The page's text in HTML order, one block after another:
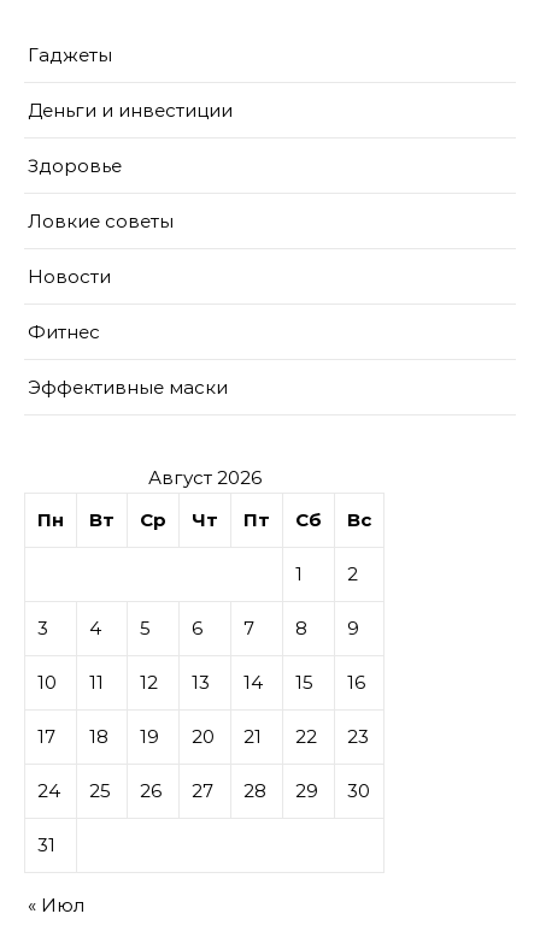
Гаджеты
Деньги и инвестиции
Здоровье
Ловкие советы
Новости
Фитнес
Эффективные маски
Август 2026
Пн
Вт Ср Чт Пт Сб Вс
1 2
3 4 5 6 7 8 9
10 11 12 13 14 15 16
17 18 19 20 21 22 23
24 25 26 27 28 29 30
31
« Июл